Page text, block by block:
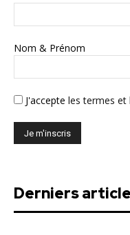
Nom & Prénom
J'accepte les termes et
Derniers